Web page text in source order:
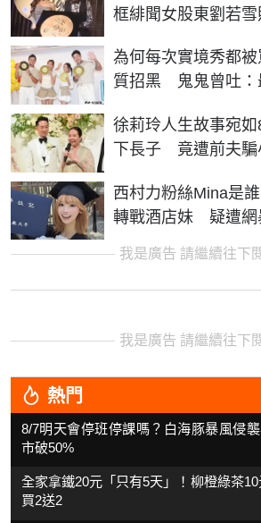
框緋聞女股東劉若雪
為何每次實境秀都
質招黑 鬼鬼曾吐：
徐莉玲人生故事宛
下長子 竟遭前夫騙
西村力粉絲Mina是
轉戰酒店妹 疑遭網
我是廣告 請繼續往下
我是廣告 請繼續往下
熱門
8/7明天會停班停課嗎？白海豚暴風侵
市破50%
全家拿鐵20元「只有5天」！柳橙綠茶
買2送2